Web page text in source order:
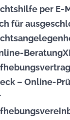
per E-
für
– Online-